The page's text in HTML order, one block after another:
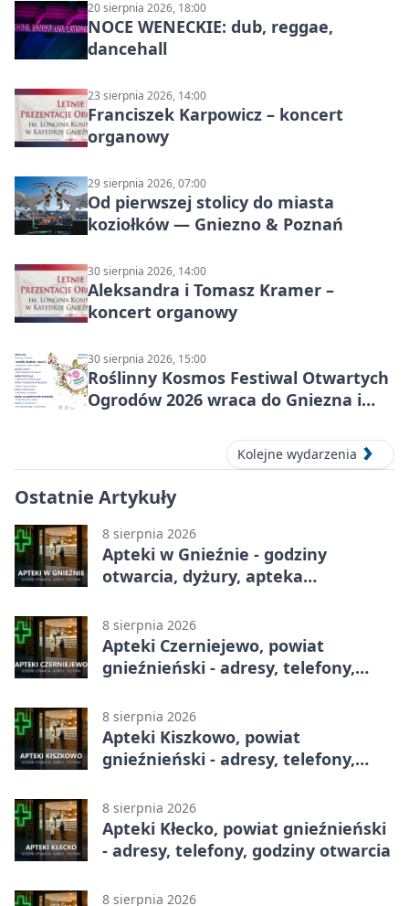
20 sierpnia 2026, 18:00
NOCE WENECKIE: dub, reggae,
dancehall
23 sierpnia 2026, 14:00
Franciszek Karpowicz – koncert
organowy
29 sierpnia 2026, 07:00
Od pierwszej stolicy do miasta
koziołków — Gniezno & Poznań
30 sierpnia 2026, 14:00
Aleksandra i Tomasz Kramer –
koncert organowy
30 sierpnia 2026, 15:00
Roślinny Kosmos Festiwal Otwartych
Ogrodów 2026 wraca do Gniezna i
Kolejne wydarzenia
Ostatnie Artykuły
8 sierpnia 2026
Apteki w Gnieźnie - godziny
otwarcia, dyżury, apteka
8 sierpnia 2026
Apteki Czerniejewo, powiat
gnieźnieński - adresy, telefony,
8 sierpnia 2026
Apteki Kiszkowo, powiat
gnieźnieński - adresy, telefony,
8 sierpnia 2026
Apteki Kłecko, powiat gnieźnieński
- adresy, telefony, godziny otwarcia
8 sierpnia 2026